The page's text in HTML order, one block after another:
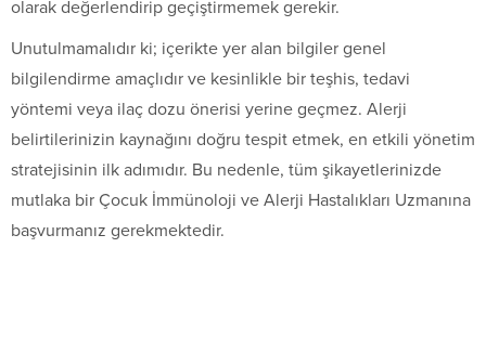
olarak değerlendirip geçiştirmemek gerekir.
Unutulmamalıdır ki; içerikte yer alan bilgiler genel
bilgilendirme amaçlıdır ve kesinlikle bir teşhis, tedavi
yöntemi veya ilaç dozu önerisi yerine geçmez. Alerji
belirtilerinizin kaynağını doğru tespit etmek, en etkili yönetim
stratejisinin ilk adımıdır. Bu nedenle, tüm şikayetlerinizde
mutlaka bir Çocuk İmmünoloji ve Alerji Hastalıkları Uzmanına
başvurmanız gerekmektedir.